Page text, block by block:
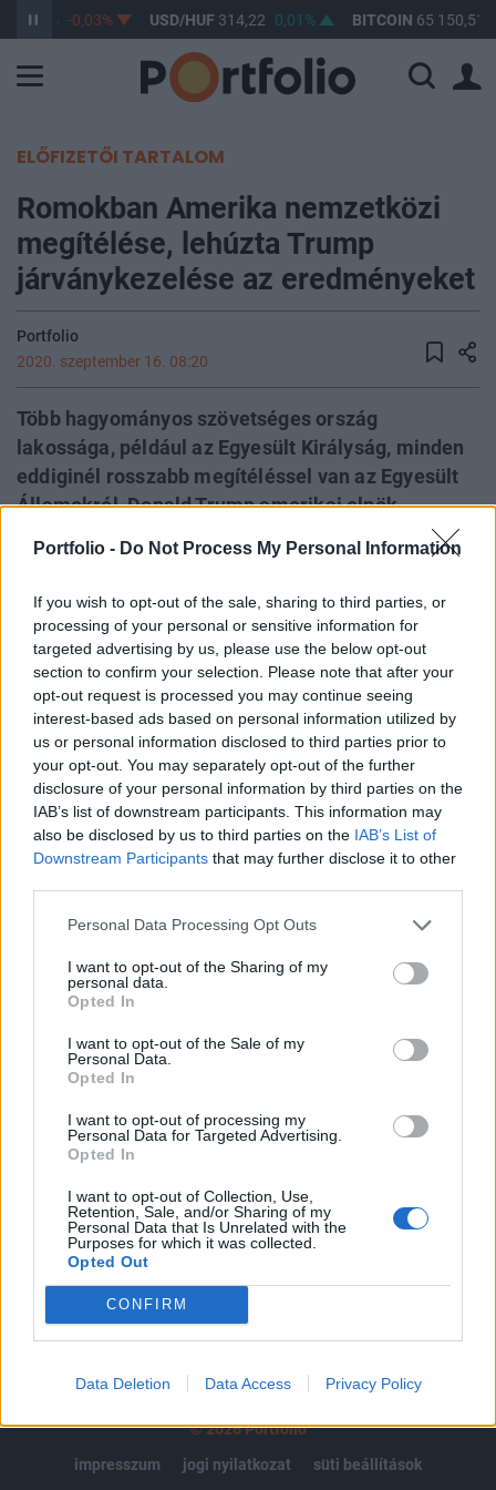
Portfolio - Do Not Process My Personal Information
If you wish to opt-out of the sale, sharing to third parties, or
processing of your personal or sensitive information for
targeted advertising by us, please use the below opt-out
section to confirm your selection. Please note that after your
opt-out request is processed you may continue seeing
interest-based ads based on personal information utilized by
us or personal information disclosed to third parties prior to
your opt-out. You may separately opt-out of the further
disclosure of your personal information by third parties on the
IAB’s list of downstream participants. This information may
also be disclosed by us to third parties on the IAB’s List of
Downstream Participants that may further disclose it to other
Personal Data Processing Opt Outs
I want to opt-out of the Sharing of my
personal data.
Opted In
I want to opt-out of the Sale of my
Personal Data.
Opted In
I want to opt-out of processing my
Personal Data for Targeted Advertising.
Opted In
I want to opt-out of Collection, Use,
Retention, Sale, and/or Sharing of my
Personal Data that Is Unrelated with the
Purposes for which it was collected.
Opted Out
CONFIRM
Data Deletion Data Access Privacy Policy
363,05 -0,03% USD/HUF 314,22 0,01% BITCOIN 65 150,51
ELŐFIZETŐI TARTALOM
Romokban Amerika nemzetközi
megítélése, lehúzta Trump
járványkezelése az eredményeket
Portfolio
2020. szeptember 16. 08:20
Több hagyományos szövetséges ország
lakossága, például az Egyesült Királyság, minden
eddiginél rosszabb megítéléssel van az Egyesült
Államokról, Donald Trump amerikai elnök
kezelte Amerika a koronavírus-járványt – derül ki
a Pew Research Center ma közzétett felmérési
eredményeiből.
A Pew Research Center két évtizede méri az Egyesült
Államok nemzetközi megítélését, most a nyáron 13 ország
lakosságát kérdezte meg erről és a kapott eredmény
lehangoló: több hagyományos szövetséges ország
lakossága sosem tekintett még ennyire negatívan az
Egyesült Államok tevékenységére (az alábbi ábrán azok
aránya, akik kedvezően tekintenek rá és több helyen...
A keresett cikk a portfolio.hu hírarchívumához
tartozik, melynek olvasása előfizetéses
regisztrációhoz kötött.
Az előfizetés a következőket tartalmazza:
Portfolio.hu teljes cikkarchívum
Kötéslisták: BÉT elmúlt 2 év napon belüli
kötéslistái
MÁR ELŐFIZETŐNK VAGY? BEJELENTKEZÉS
© 2026 Portfolio
impresszum
jogi nyilatkozat süti beállítások